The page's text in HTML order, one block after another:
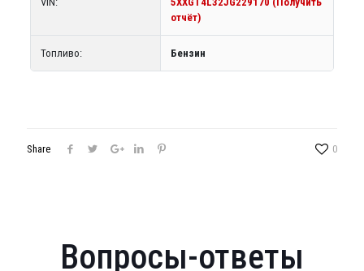
отчёт)
Топливо: Бензин
Share 0
Вопросы-ответы